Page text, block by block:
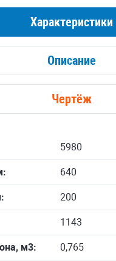
Характеристики
Описание
Чертёж
5980
640
200
1143
м3: 0,765